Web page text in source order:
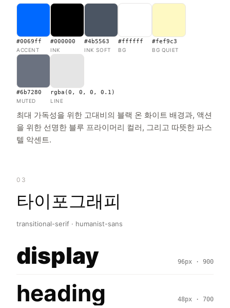
#0069ff
ACCENT
#000000
INK
#4b5563
INK SOFT
#ffffff
BG
#fef9c3
BG QUIET
#6b7280
MUTED
rgba(0, 0, 0, 0.1)
LINE
최대 가독성을 위한 고대비의 블랙 온 화이트 배경과, 액션
을 위한 선명한 블루 프라이머리 컬러, 그리고 따뜻한 파스
텔 악센트.
03
타이포그래피
transitional-serif · humanist-sans
display 96px · 900
heading 48px · 700